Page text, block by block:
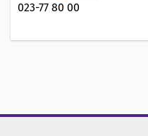
023-77 80 00